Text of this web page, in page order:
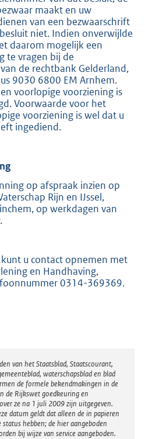
maakt en uw
van een bezwaarschrift
niet. Indien onverwijlde
daarom mogelijk een
te vragen bij de
de rechtbank Gelderland,
9030 6800 EM Arnhem.
voorlopige voorziening is
Voorwaarde voor het
voorziening is wel dat u
ingediend.
op afspraak inzien op
Rijn en IJssel,
op werkdagen van
u contact opnemen met
en Handhaving,
0314-369369.
van het Staatsblad, Staatscourant,
waterschapsblad en blad
de formele bekendmakingen in de
de Rijkswet goedkeuring en
ze na 1 juli 2009 zijn uitgegeven.
datum geldt dat alleen de in papieren
hebben; de hier aangeboden
bij wijze van service aangeboden.